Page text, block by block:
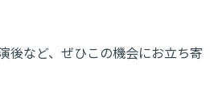
後など、ぜひこの機会にお立ち寄